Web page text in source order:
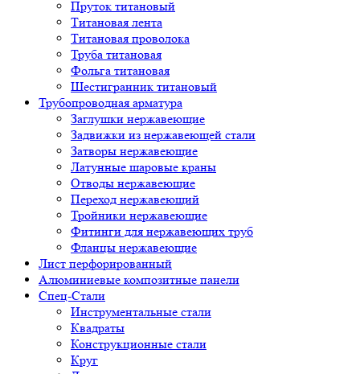
Пруток титановый
Титановая лента
Титановая проволока
Труба титановая
Фольга титановая
Шестигранник титановый
Трубопроводная арматура
Заглушки нержавеющие
Задвижки из нержавеющей стали
Затворы нержавеющие
Латунные шаровые краны
Отводы нержавеющие
Переход нержавеющий
Тройники нержавеющие
Фитинги для нержавеющих труб
Фланцы нержавеющие
Лист перфорированный
Алюминиевые композитные панели
Спец-Стали
Инструментальные стали
Квадраты
Конструкционные стали
Круг